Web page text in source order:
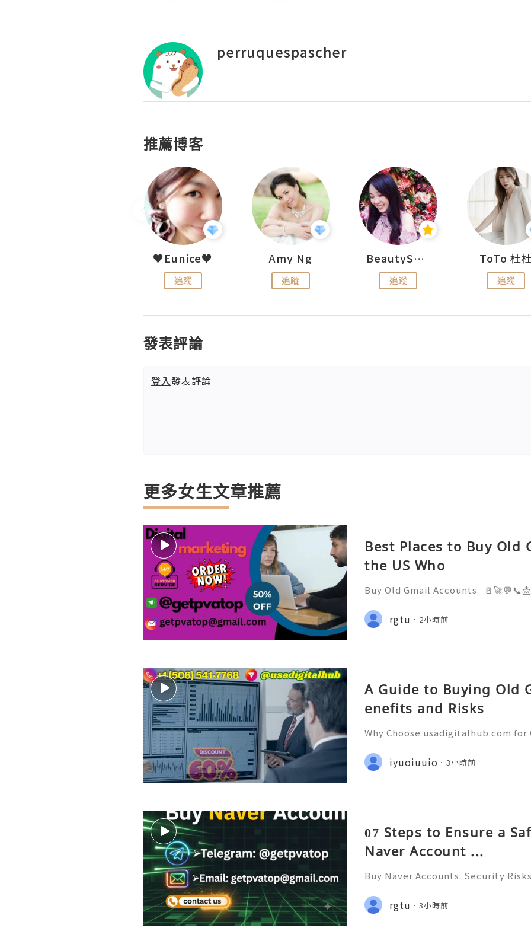
perruquespascher
推薦博客
♥Eunice♥
追蹤
Amy Ng
追蹤
BeautySearch
追蹤
ToTo 杜
追蹤
發表評論
登入發表評論
更多女生文章推薦
Best Places to Buy Old
the US Who
Buy Old Gmail Accounts
4/7 💼⏰📩🌟🌐✨ Telegram:
pp: +1(873)710-7167 💼⏰📩🌟🌐✨
rgtu 2小時前
A Guide to Buying Old
enefits and Risks
Why Choose usadigitalhub.com for
⭐ WhatsApp: +1 (506) 541-7768
gitalhub 🎮✨💎🌐🚀⭐ Discord:
iyuoiuuio 3小時前
07 Steps to Ensure a
Naver Account ...
Buy Naver Accounts: Security
6 🚪🚀💬📞📩 We’re always
💼⏰📩🌟🌐✨ We are available
rgtu 3小時前